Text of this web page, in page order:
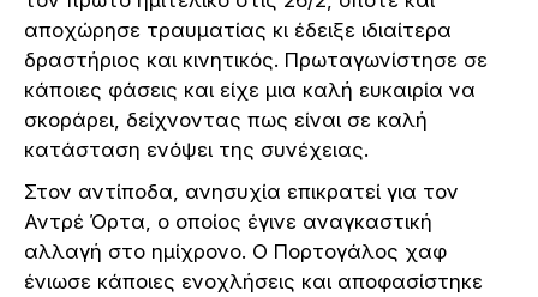
αποχώρησε τραυματίας κι έδειξε ιδιαίτερα
δραστήριος και κινητικός. Πρωταγωνίστησε σε
κάποιες φάσεις και είχε μια καλή ευκαιρία να
σκοράρει, δείχνοντας πως είναι σε καλή
κατάσταση ενόψει της συνέχειας.
Στον αντίποδα, ανησυχία επικρατεί για τον
Αντρέ Όρτα, ο οποίος έγινε αναγκαστική
αλλαγή στο ημίχρονο. Ο Πορτογάλος χαφ
ένιωσε κάποιες ενοχλήσεις και αποφασίστηκε